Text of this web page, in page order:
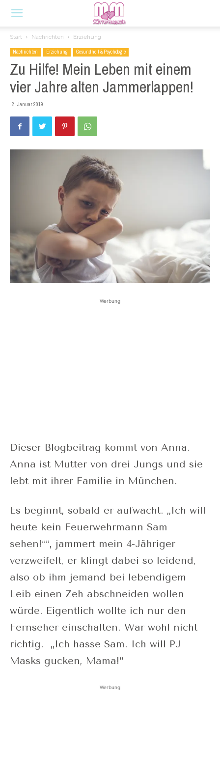
Start Nachrichten Erziehung
Nachrichten Erziehung Gesundheit & Psychologie
Zu Hilfe! Mein Leben mit einem
vier Jahre alten Jammerlappen!
2. Januar 2019
Werbung
Dieser Blogbeitrag kommt von Anna.
Anna ist Mutter von drei Jungs und sie
lebt mit ihrer Familie in München.
Es beginnt, sobald er aufwacht. „Ich will
heute kein Feuerwehrmann Sam
sehen!““, jammert mein 4-Jähriger
verzweifelt, er klingt dabei so leidend,
also ob ihm jemand bei lebendigem
Leib einen Zeh abschneiden wollen
würde. Eigentlich wollte ich nur den
Fernseher einschalten. War wohl nicht
richtig. „Ich hasse Sam. Ich will PJ
Masks gucken, Mama!“
Werbung